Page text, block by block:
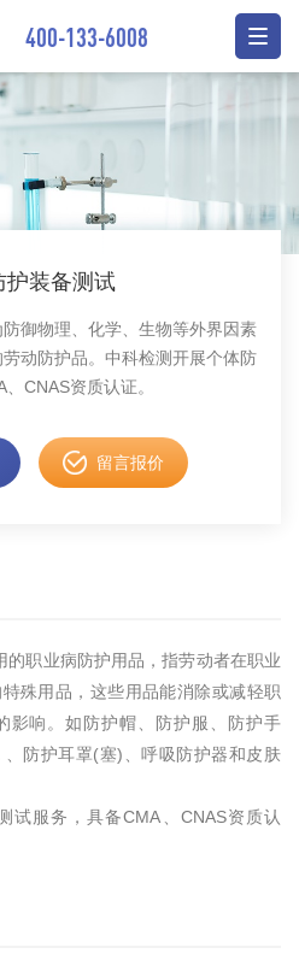
400-133-6008
护装备测试
御物理、化学、生物等外界因素
动防护品。中科检测开展个体防
CNAS资质认证。
留言报价
的职业病防护用品，指劳动者在职业
殊用品，这些用品能消除或减轻职
影响。如防护帽、防护服、防护手
防护耳罩(塞)、呼吸防护器和皮肤
试服务，具备CMA、CNAS资质认